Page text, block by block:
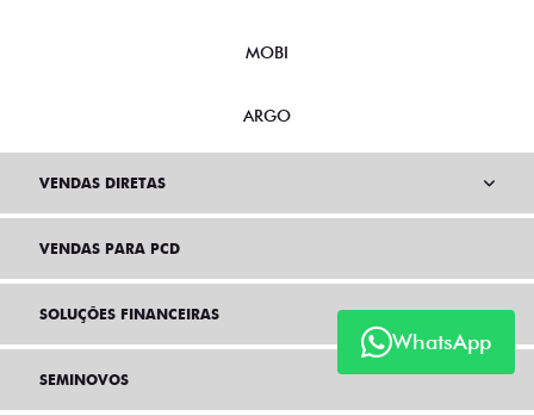
WhatsApp
MOBI
ARGO
VENDAS DIRETAS
VENDAS PARA PCD
SOLUÇÕES FINANCEIRAS
SEMINOVOS